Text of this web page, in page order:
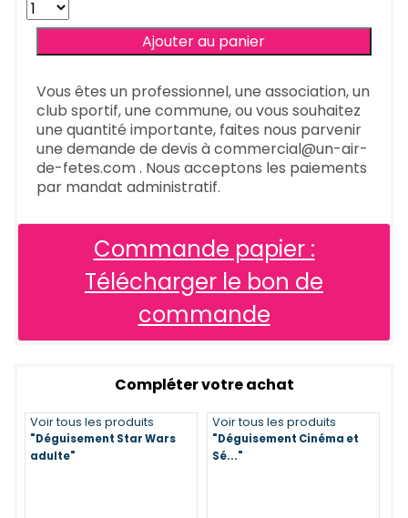
Vous êtes un professionnel, une association, un
club sportif, une commune, ou vous souhaitez
une quantité importante, faites nous parvenir
une demande de devis à commercial@un-air-
de-fetes.com . Nous acceptons les paiements
par mandat administratif.
Commande papier :
Télécharger le bon de
commande
Compléter votre achat
Voir tous les produits
"Déguisement Star Wars
adulte"
Voir tous les produits
"Déguisement Cinéma et
Sé..."